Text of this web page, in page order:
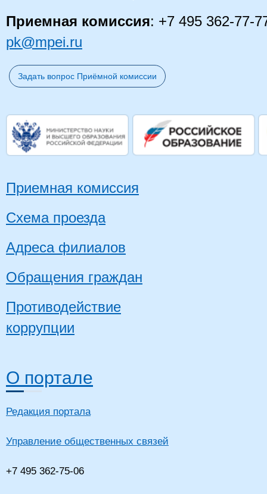
Приемная комиссия: +7 495 362-77-
pk@mpei.ru
Задать вопрос Приёмной комиссии
Приемная комиссия
Схема проезда
Адреса филиалов
Обращения граждан
Противодействие
коррупции
О портале
Редакция портала
Управление общественных связей
+7 495 362-75-06